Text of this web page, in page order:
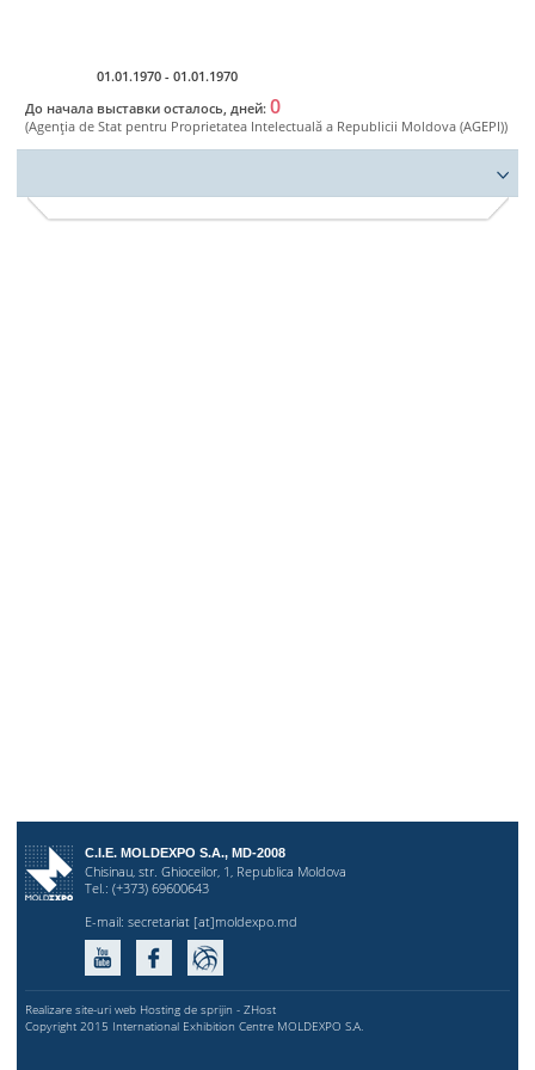
01.01.1970 - 01.01.1970
До начала выставки осталось, дней: 0
(Agenţia de Stat pentru Proprietatea Intelectuală a Republicii Moldova (AGEPI))
C.I.E. MOLDEXPO S.A., MD-2008
Chisinau, str. Ghioceilor, 1, Republica Moldova
Tel.: (+373) 69600643
E-mail: secretariat [at]moldexpo.md
Realizare site-uri web Hosting de sprijin - ZHost
Copyright 2015 International Exhibition Centre MOLDEXPO S.A.